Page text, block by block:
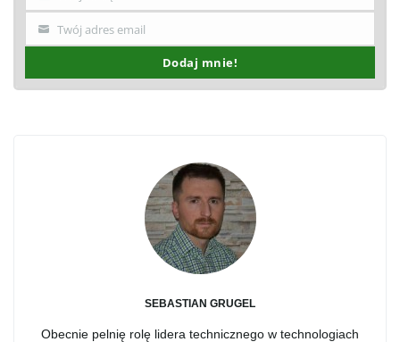
Twój Twój adres email
Dodaj mnie!
SEBASTIAN GRUGEL
Obecnie pelnię rolę lidera technicznego w technologiach